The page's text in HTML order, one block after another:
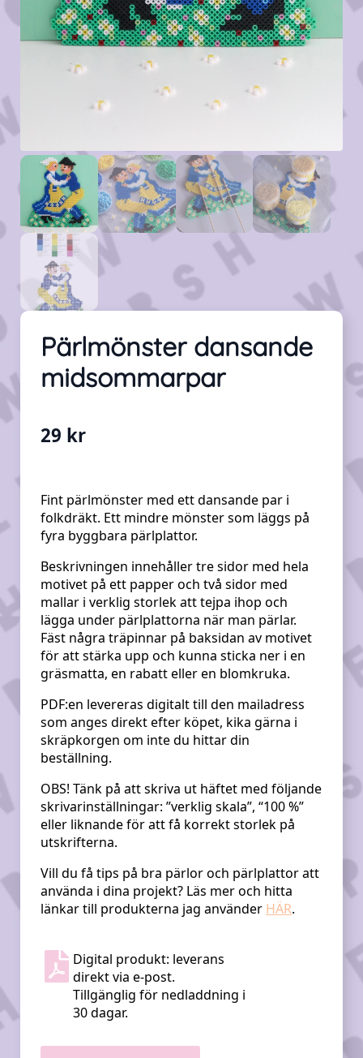
Pärlmönster dansande
midsommarpar
29 kr
Fint pärlmönster med ett dansande par i
folkdräkt. Ett mindre mönster som läggs på
fyra byggbara pärlplattor.
Beskrivningen innehåller tre sidor med hela
motivet på ett papper och två sidor med
mallar i verklig storlek att tejpa ihop och
lägga under pärlplattorna när man pärlar.
Fäst några träpinnar på baksidan av motivet
för att stärka upp och kunna sticka ner i en
gräsmatta, en rabatt eller en blomkruka.
PDF:en levereras digitalt till den mailadress
som anges direkt efter köpet, kika gärna i
skräpkorgen om inte du hittar din
beställning.
OBS! Tänk på att skriva ut häftet med följande
skrivarinställningar: ”verklig skala”, “100 %”
eller liknande för att få korrekt storlek på
utskrifterna.
Vill du få tips på bra pärlor och pärlplattor att
använda i dina projekt? Läs mer och hitta
länkar till produkterna jag använder HÄR.
Digital produkt: leverans
direkt via e-post.
Tillgänglig för nedladdning i
30 dagar.